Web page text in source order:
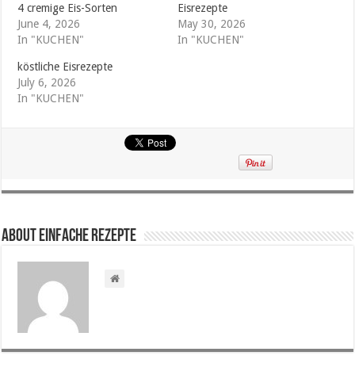
4 cremige Eis-Sorten
June 4, 2026
In "KUCHEN"
Eisrezepte
May 30, 2026
In "KUCHEN"
köstliche Eisrezepte
July 6, 2026
In "KUCHEN"
About Einfache Rezepte